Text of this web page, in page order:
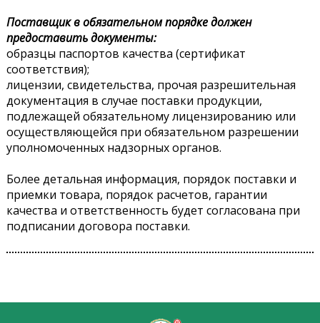
Поставщик в обязательном порядке должен
предоставить документы:
образцы паспортов качества (сертификат
соответствия);
лицензии, свидетельства, прочая разрешительная
документация в случае поставки продукции,
подлежащей обязательному лицензированию или
осуществляющейся при обязательном разрешении
уполномоченных надзорных органов.
Более детальная информация, порядок поставки и
приемки товара, порядок расчетов, гарантии
качества и ответственность будет согласована при
подписании договора поставки.